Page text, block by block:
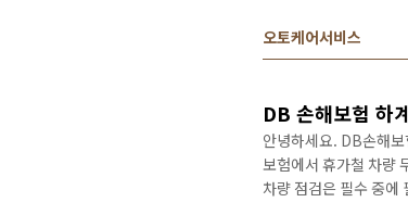
오토케어서비스
DB 손해보험 하
안녕하세요. DB손해
보험에서 휴가철 차량
차량 점검은 필수 중에